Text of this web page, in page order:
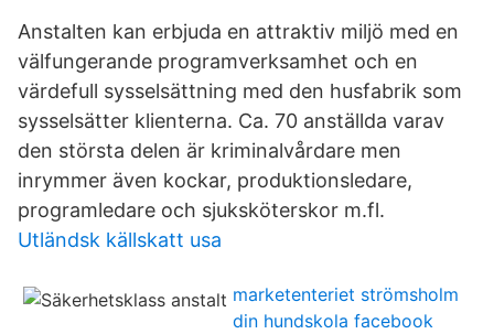
Anstalten kan erbjuda en attraktiv miljö med en
välfungerande programverksamhet och en
värdefull sysselsättning med den husfabrik som
sysselsätter klienterna. Ca. 70 anställda varav
den största delen är kriminalvårdare men
inrymmer även kockar, produktionsledare,
programledare och sjuksköterskor m.fl.
Utländsk källskatt usa
marketenteriet strömsholm
din hundskola facebook